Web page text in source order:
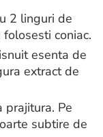
2 linguri de
coniac.
esenta de
extract de
prajitura. Pe
subtire de